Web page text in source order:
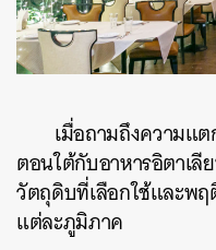
เมื่อถามถึงความแ
ตอนใต้กับอาหารอิตาเลี
วัตถุดิบที่เลือกใช้และพ
แต่ละภูมิภาค